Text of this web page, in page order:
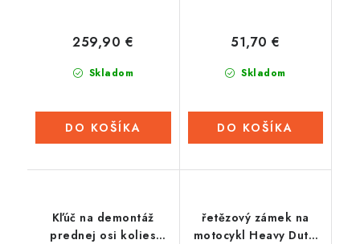
Skladom
259,90 €
DO KOŠÍKA
Skladom
51,70 €
DO KOŠÍKA
Kľúč na demontáž
prednej osi kolies
řetězový zámek na
motocykl Heavy Duty,